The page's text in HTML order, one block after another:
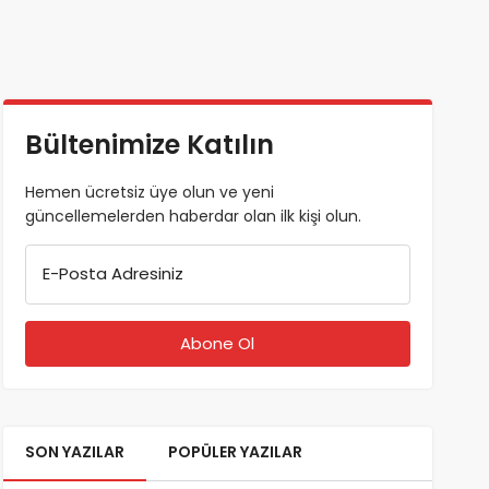
Bültenimize Katılın
Hemen ücretsiz üye olun ve yeni
güncellemelerden haberdar olan ilk kişi olun.
E-Posta Adresiniz
SON YAZILAR POPÜLER YAZILAR